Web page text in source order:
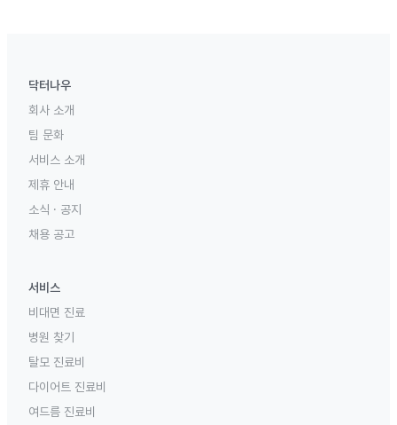
닥터나우
회사 소개
팀 문화
서비스 소개
제휴 안내
소식 · 공지
채용 공고
서비스
비대면 진료
병원 찾기
탈모 진료비
다이어트 진료비
여드름 진료비